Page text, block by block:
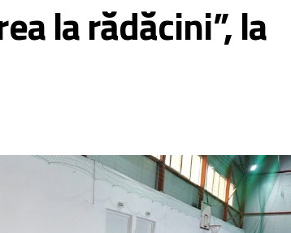
Roman a precizat că se închid bazinele,
înregistrate în cursul zilei de ieri,
privind calitatea apei”, fără a face
la rădăcini”, la